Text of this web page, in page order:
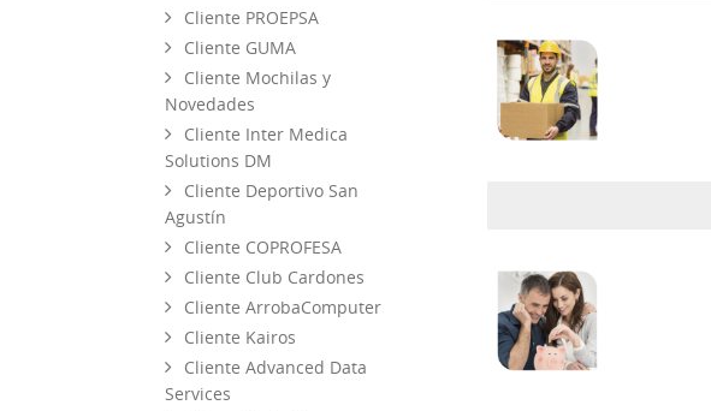
Cliente PROEPSA
Cliente GUMA
Cliente Mochilas y
Novedades
Cliente Inter Medica
Solutions DM
Cliente Deportivo San
Agustín
Cliente COPROFESA
Cliente Club Cardones
Cliente ArrobaComputer
Cliente Kairos
Cliente Advanced Data
Services